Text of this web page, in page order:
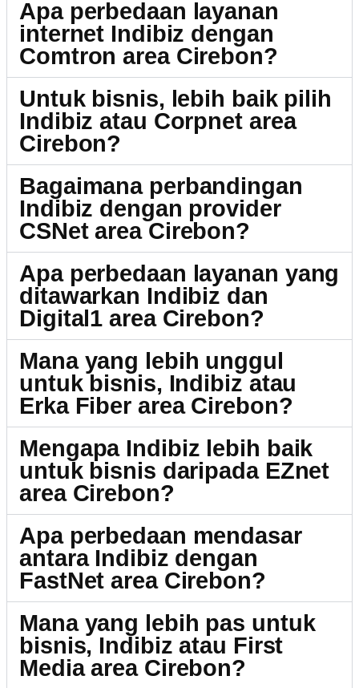
Apa perbedaan layanan
internet Indibiz dengan
Comtron area Cirebon?
Untuk bisnis, lebih baik pilih
Indibiz atau Corpnet area
Cirebon?
Bagaimana perbandingan
Indibiz dengan provider
CSNet area Cirebon?
Apa perbedaan layanan yang
ditawarkan Indibiz dan
Digital1 area Cirebon?
Mana yang lebih unggul
untuk bisnis, Indibiz atau
Erka Fiber area Cirebon?
Mengapa Indibiz lebih baik
untuk bisnis daripada EZnet
area Cirebon?
Apa perbedaan mendasar
antara Indibiz dengan
FastNet area Cirebon?
Mana yang lebih pas untuk
bisnis, Indibiz atau First
Media area Cirebon?